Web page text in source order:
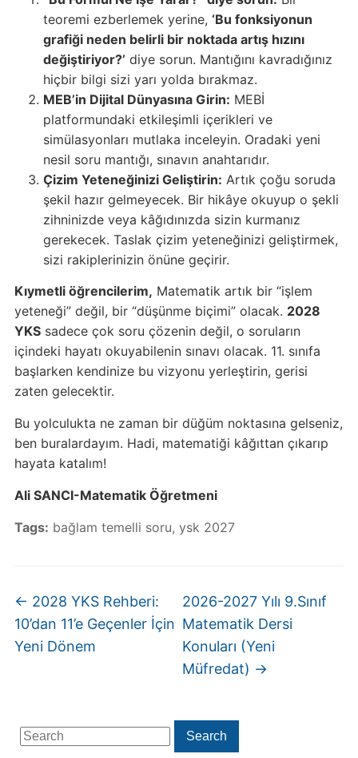
Search
for:
Search
teoremi ezberlemek yerine, ‘Bu fonksiyonun
grafiği neden belirli bir noktada artış hızını
değiştiriyor?’ diye sorun. Mantığını kavradığınız
hiçbir bilgi sizi yarı yolda bırakmaz.
MEB’in Dijital Dünyasına Girin: MEBİ
platformundaki etkileşimli içerikleri ve
simülasyonları mutlaka inceleyin. Oradaki yeni
nesil soru mantığı, sınavın anahtarıdır.
Çizim Yeteneğinizi Geliştirin: Artık çoğu soruda
şekil hazır gelmeyecek. Bir hikâye okuyup o şekli
zihninizde veya kâğıdınızda sizin kurmanız
gerekecek. Taslak çizim yeteneğinizi geliştirmek,
sizi rakiplerinizin önüne geçirir.
Kıymetli öğrencilerim, Matematik artık bir “işlem
yeteneği” değil, bir “düşünme biçimi” olacak. 2028
YKSsadece çok soru çözenin değil, o soruların
içindeki hayatı okuyabilenin sınavı olacak. 11. sınıfa
başlarken kendinize bu vizyonu yerleştirin, gerisi
zaten gelecektir.
Bu yolculukta ne zaman bir düğüm noktasına gelseniz,
ben buralardayım. Hadi, matematiği kâğıttan çıkarıp
hayata katalım!
Ali SANCI-Matematik Öğretmeni
Tags: bağlam temelli soru, ysk 2027
← 2028 YKS Rehberi:
10’dan 11’e Geçenler İçin
Yeni Dönem
2026-2027 Yılı 9.Sınıf
Matematik Dersi
Konuları (Yeni
Müfredat) →